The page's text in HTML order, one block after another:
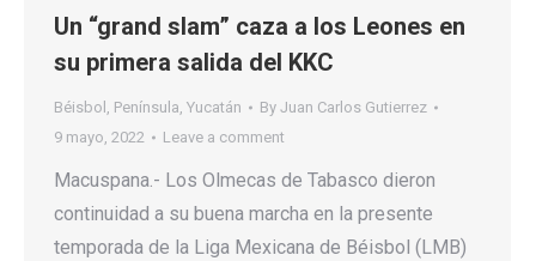
Un “grand slam” caza a los Leones en
su primera salida del KKC
Béisbol , Península, Yucatán By Juan Carlos Gutierrez
9 mayo, 2022
Leave a comment
Macuspana.- Los Olmecas de Tabasco dieron
continuidad a su buena marcha en la presente
temporada de la Liga Mexicana de Béisbol (LMB)